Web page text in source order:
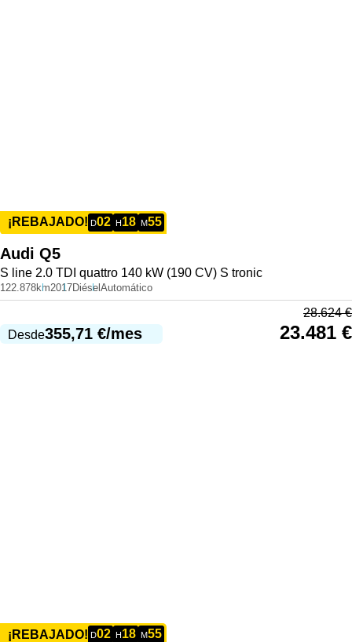
¡REBAJADO! D02 H18 M55
Audi Q5
S line 2.0 TDI quattro 140 kW (190 CV) S tronic
122.878km2017Diésel Automático
Desde355,71 €/mes
28.624€
23.481 €
¡REBAJADO! D02 H 18 M55